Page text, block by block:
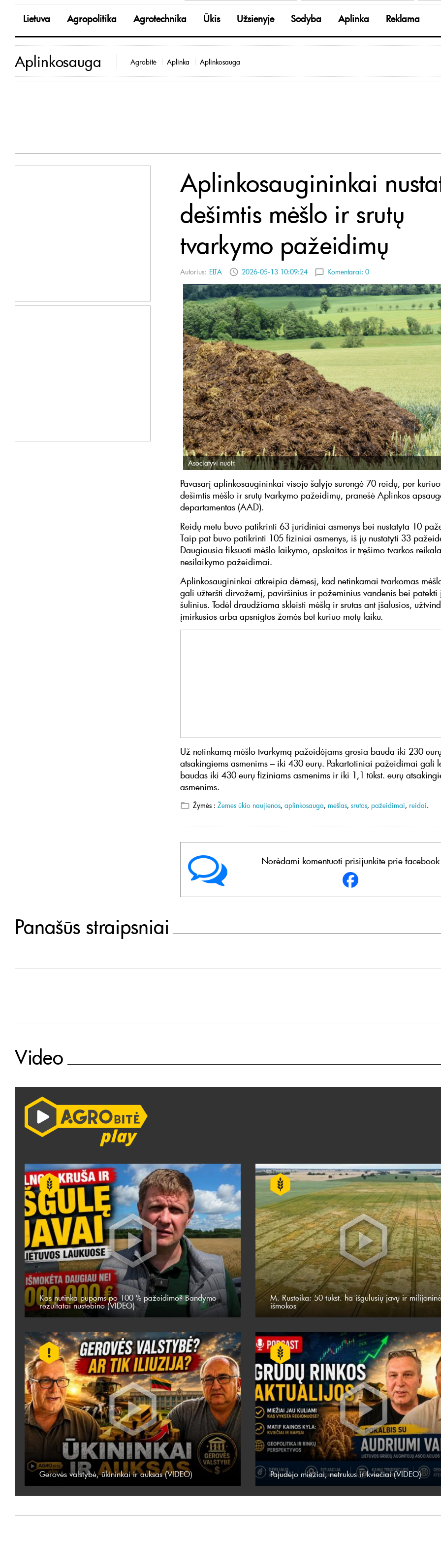
Lietuva Agropolitika Agrotechnika Ūkis Užsienyje Sodyba Aplinka Reklama
Aplinkosauga Agrobitė Aplinka Aplinkosauga
Aplinkosaugininkai
dešimtis mėšlo ir srutų
tvarkymo pažeidimų
Autorius: ELTA 2026-05-13 10:09:24 Komentarai: 0
Asociatyvi nuotr.
Pavasarį aplinkosaugininkai visoje šalyje surengė 70 reidų, per
dešimtis mėšlo ir srutų tvarkymo pažeidimų, pranešė Aplinkos
departamentas (AAD).
Reidų metu buvo patikrinti 63 juridiniai asmenys bei nustatyta 10
Taip pat buvo patikrinti 105 fiziniai asmenys, iš jų nustatyti 33
Daugiausia fiksuoti mėšlo laikymo, apskaitos ir tręšimo tvarkos
nesilaikymo pažeidimai.
Aplinkosaugininkai atkreipia dėmesį, kad netinkamai tvarkomas
gali užteršti dirvožemį, paviršinius ir požeminius vandenis bei patekti
šulinius. Todėl draudžiama skleisti mėšlą ir srutas ant įšalusios,
įmirkusios arba apsnigtos žemės bet kuriuo metų laiku.
Už netinkamą mėšlo tvarkymą pažeidėjams gresia bauda iki 230
atsakingiems asmenims – iki 430 eurų. Pakartotiniai pažeidimai gali
baudas iki 430 eurų fiziniams asmenims ir iki 1,1 tūkst. eurų
asmenims.
Žymės : Žemės ūkio naujienos, aplinkosauga, mėšlas, srutos, pažeidimai, reidai.
Norėdami komentuoti prisijunkite prie facebook
Panašūs straipsniai
Video
Kas nutinka pupoms po 100 % pažeidimo? Bandymo
rezultatai nustebino (VIDEO)
M. Rusteika: 50 tūkst. ha išgulusių javų ir
išmokos
Gerovės valstybė, ūkininkai ir auksas (VIDEO) Pajudėjo miežiai, netrukus ir kviečiai (VIDEO)